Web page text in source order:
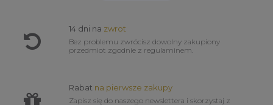
14 dni na zwrot
Bez problemu zwrócisz dowolny zakupiony
przedmiot zgodnie z regulaminem.
Rabat na pierwsze zakupy
Zapisz się do naszego newslettera i skorzystaj z